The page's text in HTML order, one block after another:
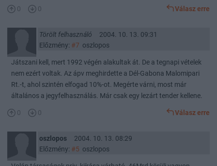
0 0 Válasz erre
Törölt felhasználó
2004. 10. 13. 09:31
Előzmény: #7 oszlopos
Játszani kell, mert 1992 végén alakultak át. De a tegnapi vételek
nem ezért voltak. Az ápv meghirdette a Dél-Gabona Malomipari
Rt.-t, ahol szintén elfogad 10%-ot. Megérte várni, most már
általános a jegyfelhasználás. Már csak egy lezárt tender kellene.
0 0 Válasz erre
oszlopos
2004. 10. 13. 08:29
Előzmény: #5 oszlopos